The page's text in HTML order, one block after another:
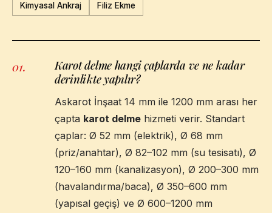
Kimyasal Ankraj Filiz Ekme
01.
Karot delme hangi çaplarda ve ne kadar
derinlikte yapılır?
Askarot İnşaat 14 mm ile 1200 mm arası her
çapta karot delme hizmeti verir. Standart
çaplar: Ø 52 mm (elektrik), Ø 68 mm
(priz/anahtar), Ø 82–102 mm (su tesisatı), Ø
120–160 mm (kanalizasyon), Ø 200–300 mm
(havalandırma/baca), Ø 350–600 mm
(yapısal geçiş) ve Ø 600–1200 mm